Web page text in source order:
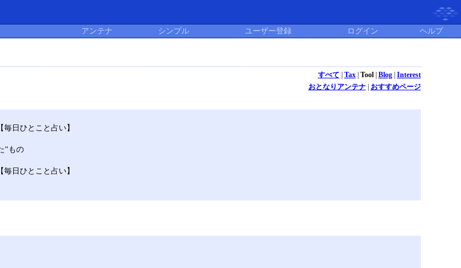
アンテナ シンプル ユーザー登録 ログイン ヘルプ
すべて Tax| Tool| Blog| Interest
おとなりアンテナ| おすすめページ
日ひとこと占い】
”もの
日ひとこと占い】